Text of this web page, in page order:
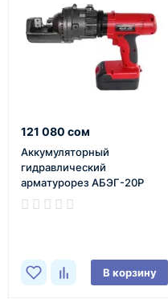
121 080 сом
Аккумуляторный
гидравлический
арматурорез АБЭГ-20Р
В корзину